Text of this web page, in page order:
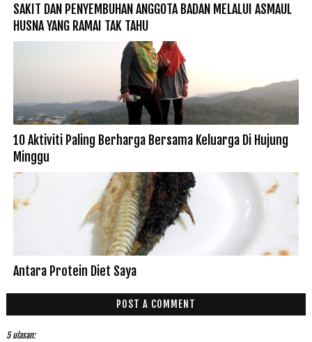
SAKIT DAN PENYEMBUHAN ANGGOTA BADAN MELALUI ASMAUL
HUSNA YANG RAMAI TAK TAHU
10 Aktiviti Paling Berharga Bersama Keluarga Di Hujung
Minggu
Antara Protein Diet Saya
POST A COMMENT
5 ulasan: